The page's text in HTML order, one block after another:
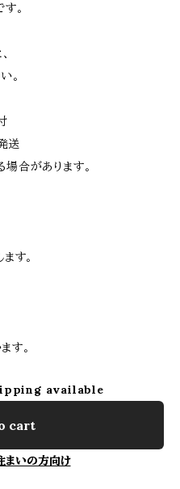
。
。
送
合があります。
す。
す。
available
cart
まいの方向け